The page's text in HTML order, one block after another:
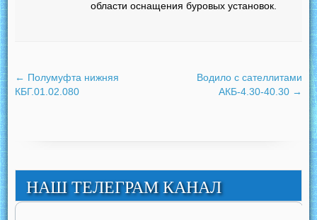
области оснащения буровых установок.
← Полумуфта нижняя
КБГ.01.02.080
Водило с сателлитами
АКБ-4.30-40.30 →
НАШ ТЕЛЕГРАМ КАНАЛ